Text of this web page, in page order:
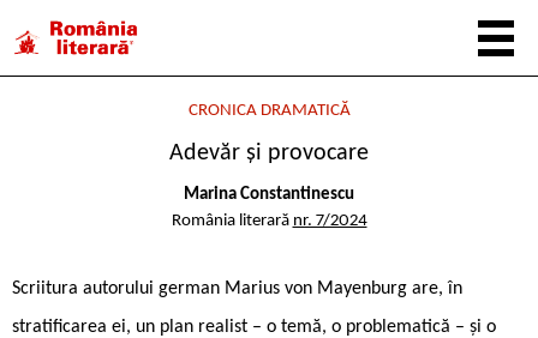
CRONICA DRAMATICĂ
Adevăr şi provocare
Marina Constantinescu
România literară nr. 7/2024
Scriitura autorului german Marius von Mayenburg are, în
stratificarea ei, un plan realist – o temă, o problematică – și o